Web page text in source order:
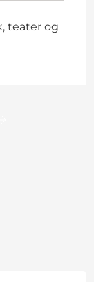
teater og